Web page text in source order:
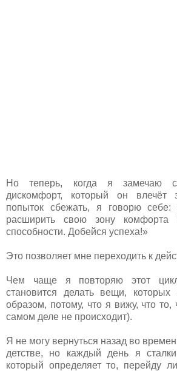
Но теперь, когда я замечаю
дискомфорт, который он влечёт
попыток сбежать, я говорю себе:
расширить свою зону комфорта
способности. Добейся успеха!»
Это позволяет мне переходить к
Чем чаще я повторяю этот
становится делать вещи,
образом, потому, что я вижу, что то,
самом деле не происходит).
Я не могу вернуться назад во
детстве, но каждый день я
который определяет то, перейду